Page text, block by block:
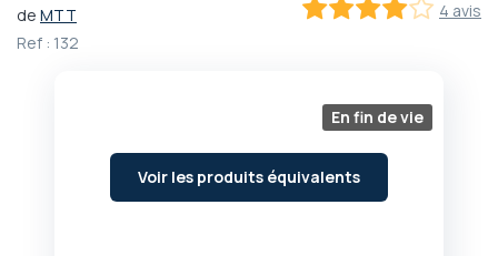
4 avis
de MTT
Ref : 132
En fin de vie
Voir les produits équivalents
Passer
au